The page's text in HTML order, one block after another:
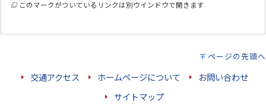
このマークがついているリンクは別ウインドウで開きます
ページの先頭へ
交通アクセス ホームページについて
お問い合わせ
サイトマップ